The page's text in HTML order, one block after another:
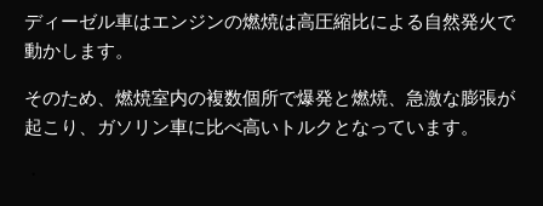
ディーゼル車はエンジンの燃焼は高圧縮比による自然発火で
動かします。
そのため、燃焼室内の複数個所で爆発と燃焼、急激な膨張が
起こり、ガソリン車に比べ高いトルクとなっています。